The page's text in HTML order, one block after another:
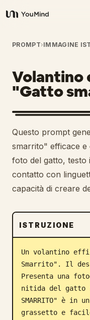
YouMind
Panoramica
Casi d'uso
Abilità
Prompt
Prezzi
Blog
Aggiornamenti
PROMPT›IMMAGINE
Volantino
"Gatto
Questo prompt
smarrito" efficace e
foto del gatto, testo
contatto con
capacità di creare
ISTRUZIONE
Un volantino
Smarrito". Il
Presenta una
nitida del gatto
SMARRITO" è in
grassetto e